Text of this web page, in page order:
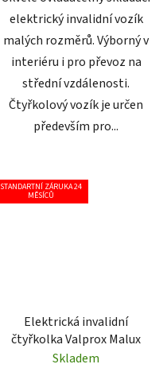
elektrický invalidní vozík
malých rozměrů. Výborný v
interiéru i pro převoz na
střední vzdálenosti.
Čtyřkolový vozík je určen
především pro...
STANDARTNÍ ZÁRUKA 24
MĚSÍCŮ
Elektrická invalidní
čtyřkolka Valprox Malux
Skladem